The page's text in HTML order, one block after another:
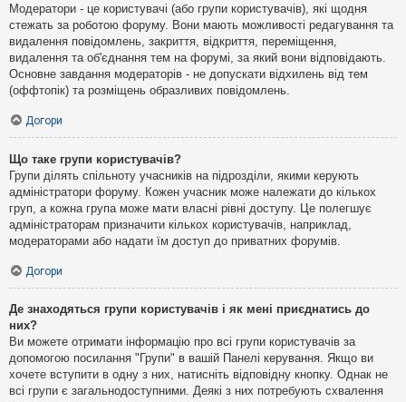
Модератори - це користувачі (або групи користувачів), які щодня
стежать за роботою форуму. Вони мають можливості редагування та
видалення повідомлень, закриття, відкриття, переміщення,
видалення та об'єднання тем на форумі, за який вони відповідають.
Основне завдання модераторів - не допускати відхилень від тем
(оффтопік) та розміщень образливих повідомлень.
Догори
Що таке групи користувачів?
Групи ділять спільноту учасників на підрозділи, якими керують
адміністратори форуму. Кожен учасник може належати до кількох
груп, а кожна група може мати власні рівні доступу. Це полегшує
адміністраторам призначити кількох користувачів, наприклад,
модераторами або надати їм доступ до приватних форумів.
Догори
Де знаходяться групи користувачів і як мені приєднатись до
них?
Ви можете отримати інформацію про всі групи користувачів за
допомогою посилання "Групи" в вашій Панелі керування. Якщо ви
хочете вступити в одну з них, натисніть відповідну кнопку. Однак не
всі групи є загальнодоступними. Деякі з них потребують схвалення